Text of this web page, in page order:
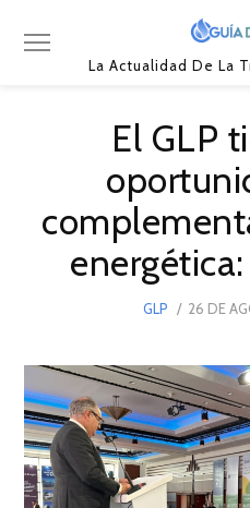
La Actualidad De La
El GLP
GLP
POSTED
26 DE